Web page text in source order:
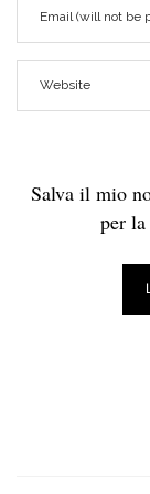
Salva il mio
per